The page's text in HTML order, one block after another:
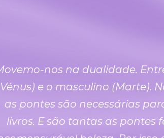
nos na dualidade.
e o masculino (Marte).
as pontes são necessárias
livros. E são tantas as